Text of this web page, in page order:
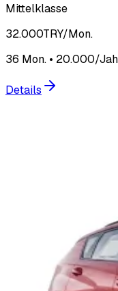
Mittelklasse
32.000TRY/Mon.
36 Mon. • 20.000/
Details